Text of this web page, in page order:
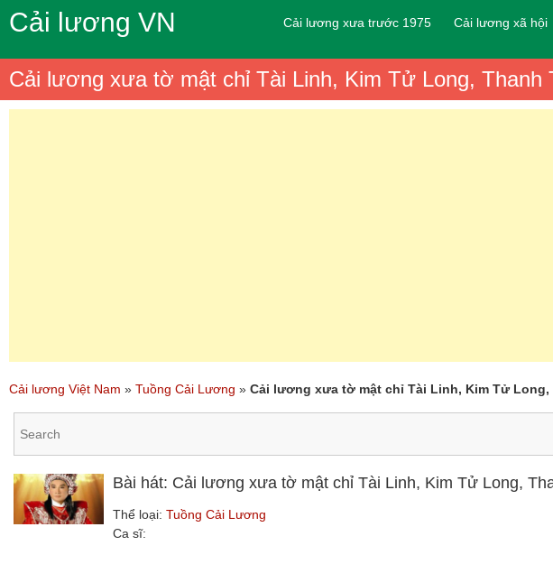
Cải lương VN Cải lương xưa trước 1975 Cải lương xã hội
Cải lương xưa tờ mật chỉ Tài Linh, Kim Tử Long, Thanh
Cải lương Việt Nam » Tuồng Cải Lương » Cải lương xưa tờ mật chỉ Tài Linh, Kim Tử Long,
Bài hát: Cải lương xưa tờ mật chỉ Tài Linh, Kim Tử Long,
Thể loại:Tuồng Cải Lương
Ca sĩ: